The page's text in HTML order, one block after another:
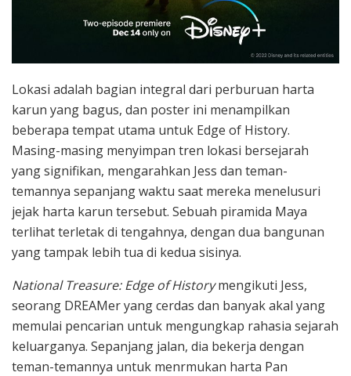
Lokasi adalah bagian integral dari perburuan harta
karun yang bagus, dan poster ini menampilkan
beberapa tempat utama untuk Edge of History.
Masing-masing menyimpan tren lokasi bersejarah
yang signifikan, mengarahkan Jess dan teman-
temannya sepanjang waktu saat mereka menelusuri
jejak harta karun tersebut. Sebuah piramida Maya
terlihat terletak di tengahnya, dengan dua bangunan
yang tampak lebih tua di kedua sisinya.
National Treasure: Edge of Historymengikuti Jess,
seorang DREAMer yang cerdas dan banyak akal yang
memulai pencarian untuk mengungkap rahasia sejarah
keluarganya. Sepanjang jalan, dia bekerja dengan
teman-temannya untuk menrmukan harta Pan